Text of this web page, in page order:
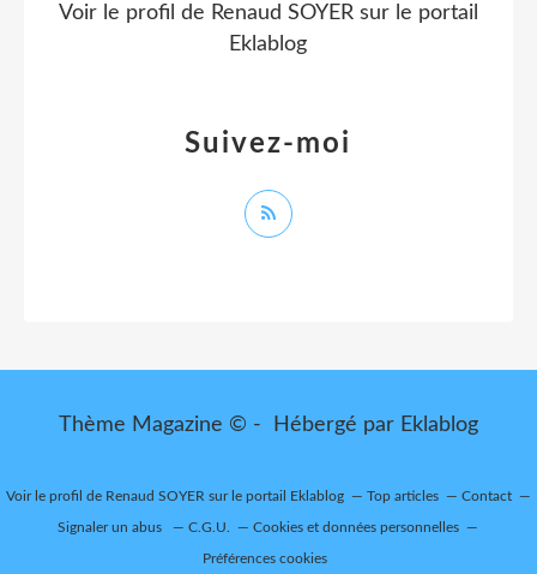
Suivez-moi
Voir le profil de Renaud SOYER sur le portail
Eklablog
Thème Magazine © - Hébergé par Eklablog
Voir le profil de Renaud SOYER sur le portail Eklablog Top articles Contact
Signaler un abus C.G.U. Cookies et données personnelles
Préférences cookies